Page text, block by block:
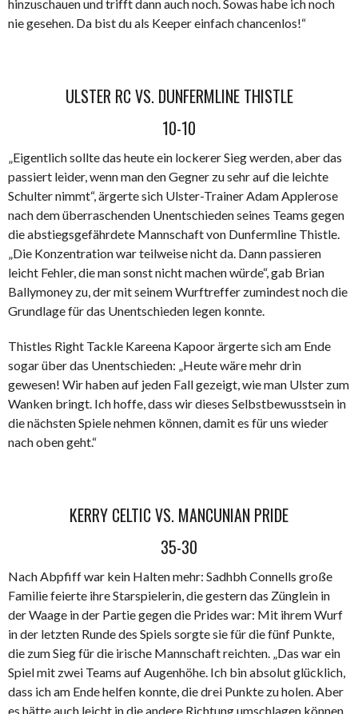
hinzuschauen und trifft dann auch noch. Sowas habe ich noch
nie gesehen. Da bist du als Keeper einfach chancenlos!“
ULSTER RC VS. DUNFERMLINE THISTLE
10-10
„Eigentlich sollte das heute ein lockerer Sieg werden, aber das
passiert leider, wenn man den Gegner zu sehr auf die leichte
Schulter nimmt“, ärgerte sich Ulster-Trainer Adam Applerose
nach dem überraschenden Unentschieden seines Teams gegen
die abstiegsgefährdete Mannschaft von Dunfermline Thistle.
„Die Konzentration war teilweise nicht da. Dann passieren
leicht Fehler, die man sonst nicht machen würde“, gab Brian
Ballymoney zu, der mit seinem Wurftreffer zumindest noch die
Grundlage für das Unentschieden legen konnte.
Thistles Right Tackle Kareena Kapoor ärgerte sich am Ende
sogar über das Unentschieden: „Heute wäre mehr drin
gewesen! Wir haben auf jeden Fall gezeigt, wie man Ulster zum
Wanken bringt. Ich hoffe, dass wir dieses Selbstbewusstsein in
die nächsten Spiele nehmen können, damit es für uns wieder
nach oben geht.“
KERRY CELTIC VS. MANCUNIAN PRIDE
35-30
Nach Abpfiff war kein Halten mehr: Sadhbh Connells große
Familie feierte ihre Starspielerin, die gestern das Zünglein in
der Waage in der Partie gegen die Prides war: Mit ihrem Wurf
in der letzten Runde des Spiels sorgte sie für die fünf Punkte,
die zum Sieg für die irische Mannschaft reichten. „Das war ein
Spiel mit zwei Teams auf Augenhöhe. Ich bin absolut glücklich,
dass ich am Ende helfen konnte, die drei Punkte zu holen. Aber
es hätte auch leicht in die andere Richtung umschlagen können.